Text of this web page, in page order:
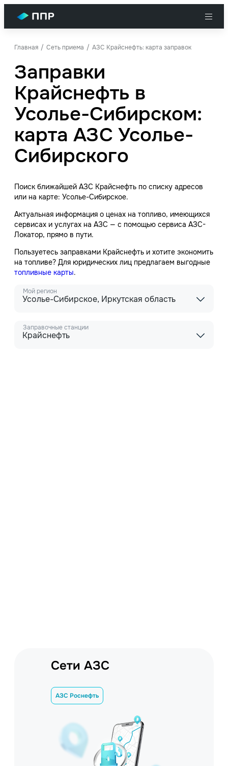
Главная Сеть приема АЗС Крайснефть: карта заправок
Заправки
Крайснефть в
Усолье-Сибирском:
карта АЗС Усолье-
Сибирского
Поиск ближайшей АЗС Крайснефть по списку адресов
или на карте: Усолье-Сибирское.
Актуальная информация о ценах на топливо, имеющихся
сервисах и услугах на АЗС — с помощью сервиса АЗС-
Локатор, прямо в пути.
Пользуетесь заправками Крайснефть и хотите экономить
на топливе? Для юридических лиц предлагаем выгодные
топливные карты.
Мой регион
Усолье-Сибирское, Иркутская область
Заправочные станции
Крайснефть
Сети АЗС
АЗС Роснефть